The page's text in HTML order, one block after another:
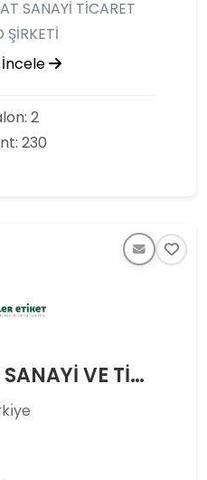
SANAYİ TİCARET
ŞİRKETİ
İncele
2
230
YENİLER ETİKET SANAYİ VE TİCARET ANONİM ŞİRKETİ